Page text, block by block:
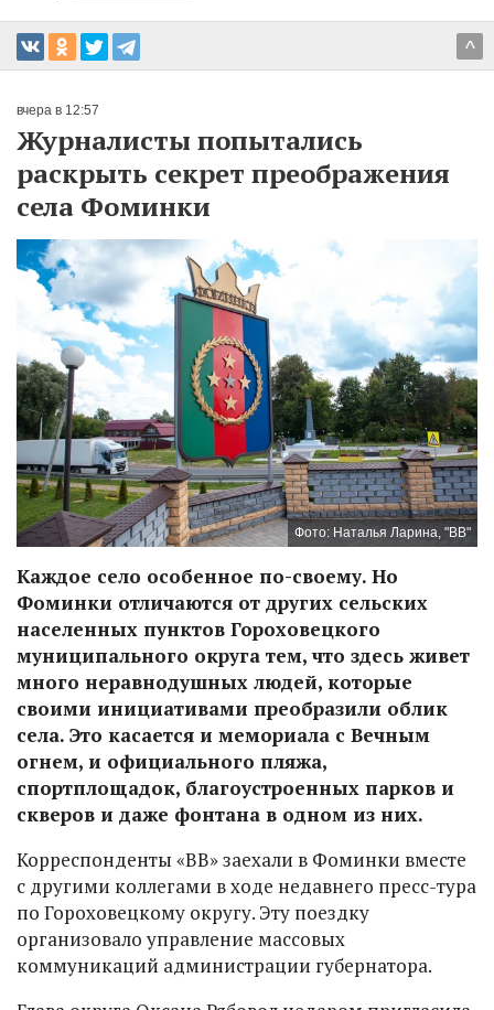
^
вчера в 12:57
Журналисты попытались
раскрыть секрет преображения
села Фоминки
Фото: Наталья Ларина, "ВВ"
Каждое село особенное по-своему. Но
Фоминки отличаются от других сельских
населенных пунктов Гороховецкого
муниципального округа тем, что здесь живет
много неравнодушных людей, которые
своими инициативами преобразили облик
села. Это касается и мемориала с Вечным
огнем, и официального пляжа,
спортплощадок, благоустроенных парков и
скверов и даже фонтана в одном из них.
Корреспонденты «ВВ» заехали в Фоминки вместе
с другими коллегами в ходе недавнего пресс-тура
по Гороховецкому округу. Эту поездку
организовало управление массовых
коммуникаций администрации губернатора.